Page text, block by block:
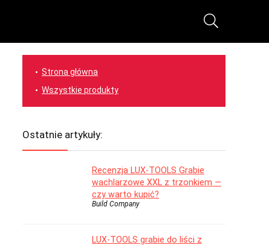
Strona główna
Wszystkie produkty
Ostatnie artykuły:
Recenzja LUX-TOOLS Grabie
wachlarzowe XXL z trzonkiem —
czy warto kupić?
Build Company
LUX-TOOLS grabie do liści z